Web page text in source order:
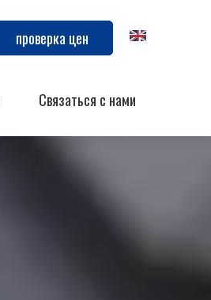
проверка цен
Связаться с нами